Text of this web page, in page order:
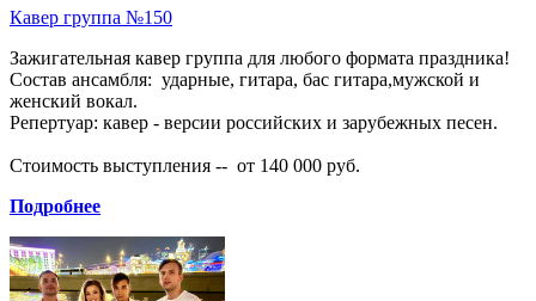
Кавер группа №150
Зажигательная кавер группа для любого формата праздника!
Состав ансамбля: ударные, гитара, бас гитара,мужской и
женский вокал.
Репертуар: кавер - версии российских и зарубежных песен.
Стоимость выступления -- от 140 000 руб.
Подробнее